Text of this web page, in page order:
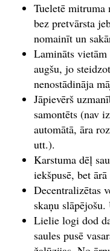
Tueletē mitruma
bez pretvārsta
nomainīt un
Lamināts
augšu, jo
nenostādināja
Jāpievērš
samontēts (nav
automātā, āra
utt.).
Karstuma dēļ
iekšpusē, bet
Decentralizētas
skaņu
Lielie logi dod
saules pusē